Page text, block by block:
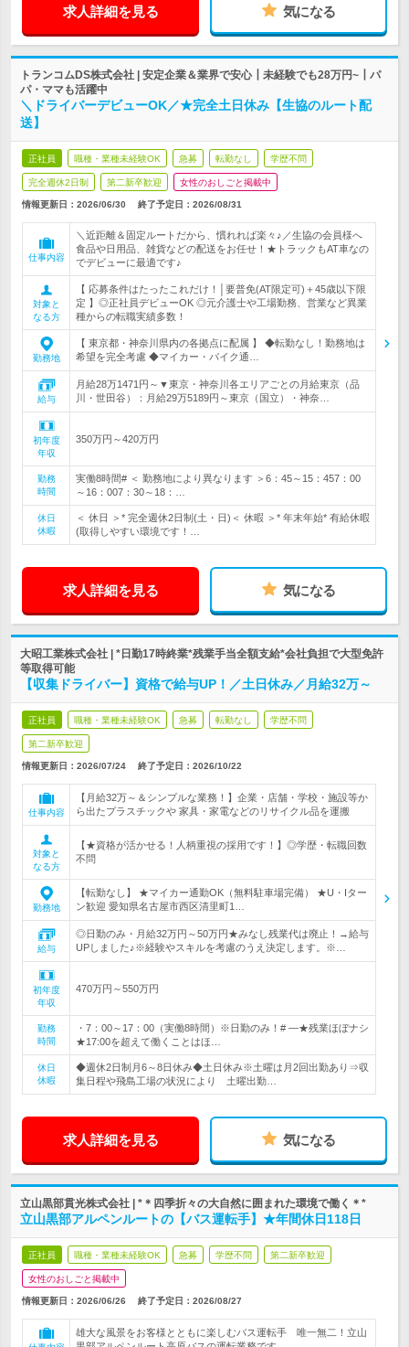
求人詳細を見る 気になる
トランコムDS株式会社 | 安定企業＆業界で安心┃未経験でも28万円~┃パ
パ・ママも活躍中
＼ドライバーデビューOK／★完全土日休み【生協のルート配
送】
正社員 職種・業種未経験OK 急募 転勤なし 学歴不問
完全週休2日制 第二新卒歓迎 女性のおしごと掲載中
情報更新日：2026/06/30 終了予定日： 2026/08/31
仕事内容
＼近距離＆固定ルートだから、慣れれば楽々♪／生協の会員様へ
食品や日用品、雑貨などの配送をお任せ！★トラックもAT車なの
でデビューに最適です♪
対象と
なる方
【 応募条件はたったこれだけ！│要普免(AT限定可)＋45歳以下限
定 】◎正社員デビューOK ◎元介護士や工場勤務、営業など異業
種からの転職実績多数！
勤務地
【 東京都・神奈川県内の各拠点に配属 】 ◆転勤なし！勤務地は
希望を完全考慮 ◆マイカー・バイク通…
給与
月給28万1471円～▼東京・神奈川各エリアごとの月給東京（品
川・世田谷）：月給29万5189円～東京（国立）・神奈…
初年度
年収
350万円～420万円
勤務
時間
実働8時間# ＜ 勤務地により異なります ＞6：45～15：457：00
～16：007：30～18：…
休日
休暇
＜ 休日 ＞* 完全週休2日制(土・日)＜ 休暇 ＞* 年末年始* 有給休暇
(取得しやすい環境です！…
求人詳細を見る 気になる
大昭工業株式会社 | *日勤17時終業*残業手当全額支給*会社負担で大型免許
等取得可能
【収集ドライバー】資格で給与UP！／土日休み／月給32万～
正社員 職種・業種未経験OK 急募 転勤なし 学歴不問
第二新卒歓迎
情報更新日：2026/07/24 終了予定日： 2026/10/22
仕事内容
【月給32万～＆シンプルな業務！】企業・店舗・学校・施設等か
ら出たプラスチックや 家具・家電などのリサイクル品を運搬
対象と
なる方
【★資格が活かせる！人柄重視の採用です！】◎学歴・転職回数
不問
勤務地
【転勤なし】 ★マイカー通勤OK（無料駐車場完備） ★U・Iター
ン歓迎 愛知県名古屋市西区清里町1…
給与
◎日勤のみ・月給32万円～50万円★みなし残業代は廃止！→給与
UPしました♪※経験やスキルを考慮のうえ決定します。※…
初年度
年収
470万円～550万円
勤務
時間
・7：00～17：00（実働8時間）※日勤のみ！# ―★残業ほぼナシ
★17:00を超えて働くことはほ…
休日
休暇
◆週休2日制月6～8日休み◆土日休み※土曜は月2回出勤あり⇒収
集日程や飛島工場の状況により 土曜出勤…
求人詳細を見る 気になる
立山黒部貫光株式会社 | *＊四季折々の大自然に囲まれた環境で働く＊*
立山黒部アルペンルートの【バス運転手】★年間休日118日
正社員 職種・業種未経験OK 急募 学歴不問 第二新卒歓迎
女性のおしごと掲載中
情報更新日：2026/06/26 終了予定日： 2026/08/27
雄大な風景をお客様とともに楽しむバス運転手 唯一無二！立山